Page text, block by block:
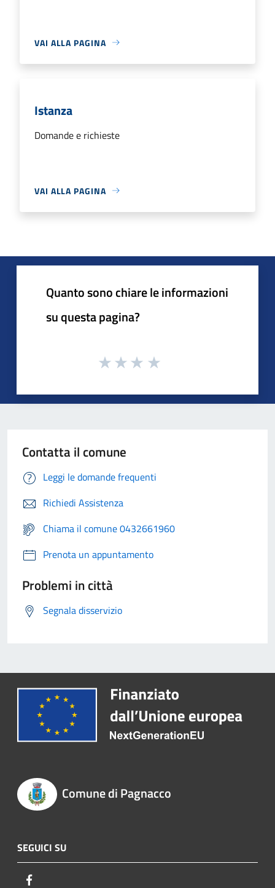
VAI ALLA PAGINA
Istanza
Domande e richieste
VAI ALLA PAGINA
Quanto sono chiare le informazioni
su questa pagina?
Contatta il comune
Leggi le domande frequenti
Richiedi Assistenza
Chiama il comune 0432661960
Prenota un appuntamento
Problemi in città
Segnala disservizio
Comune di Pagnacco
SEGUICI SU